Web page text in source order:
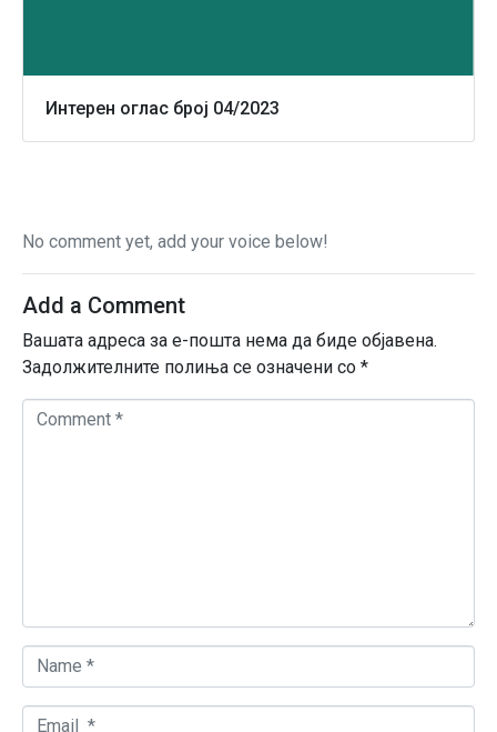
Интерен оглас број 04/2023
No comment yet, add your voice below!
Add a Comment
Вашата адреса за е-пошта нема да биде објавена.
Задолжителните полиња се означени со *
a
m